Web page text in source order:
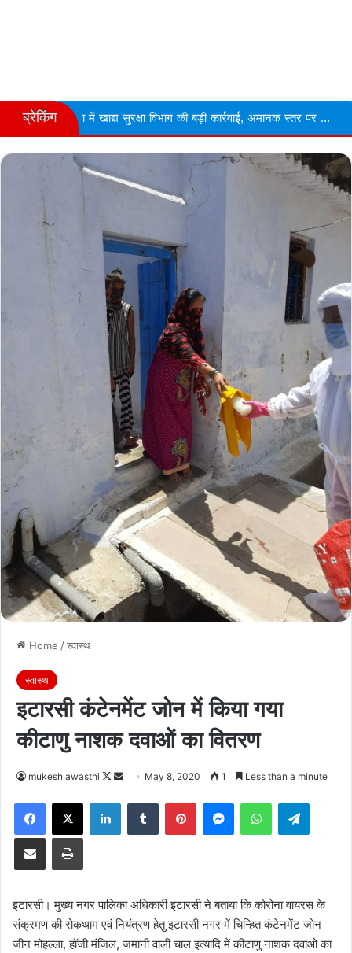
ब्रेकिंग
सुरक्षा विभाग की बड़ी कार्रवाई, अमानक स्तर पर ...
Home /स्वास्थ
स्वास्थ
इटारसी कंटेनमेंट जोन में किया गया
कीटाणु नाशक दवाओं का वितरण
mukesh awasthi
Follow
Send
email
May 8, 2020 1 Less than a minute
Facebook
X LinkedInTumblr PinterestMessengerWhatsApp
Share via Email Print
इटारसी। मुख्य नगर पालिका अधिकारी इटारसी ने बताया कि कोरोना वायरस के
संक्रमण की रोकथाम एवं नियंत्रण हेतु इटारसी नगर में चिन्हित कंटेनमेंट जोन
जीन मोहल्ला, हॉजी मंजिल, जमानी वाली चाल इत्यादि में कीटाणु नाशक दवाओ का